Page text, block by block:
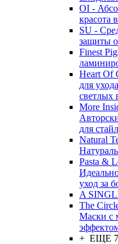
OI -
красота
SU -
защиты
Finest
Heart Of
для
светлых
More
для
Natural
Pasta &
уход за
A
The
Маски с
+ ЕЩЕ 7